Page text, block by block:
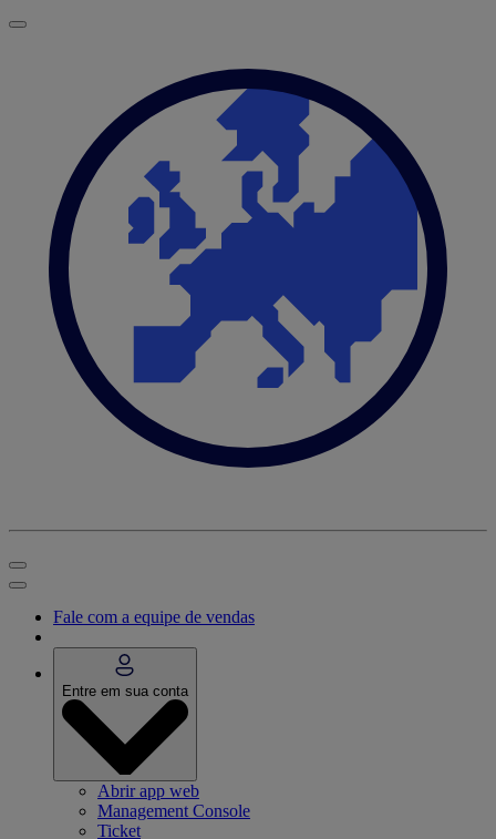
Fale com a equipe de vendas
Entre em sua conta
Abrir app web
Management Console
Ticket